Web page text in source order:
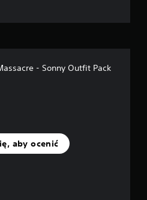
p
o
- Sonny Outfit Pack
aby ocenić